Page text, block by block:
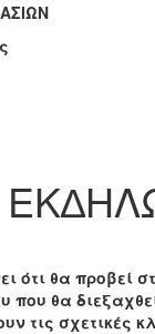
ότι θα προβεί
που θα
τις σχετικές